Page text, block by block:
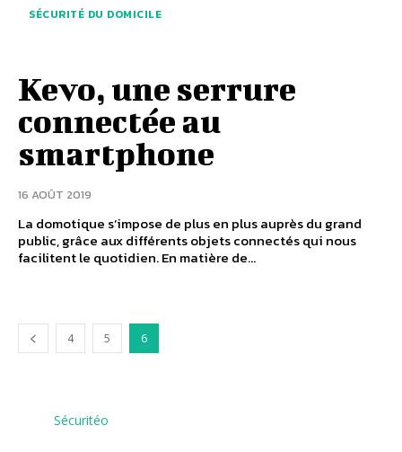
SÉCURITÉ DU DOMICILE
Kevo, une serrure
connectée au
smartphone
16 AOÛT 2019
La domotique s’impose de plus en plus auprès du grand
public, grâce aux différents objets connectés qui nous
facilitent le quotidien. En matière de...
4 5 6
Sécuritéo